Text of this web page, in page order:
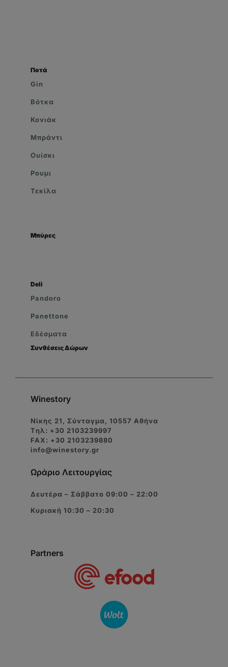
Ποτά
Gin
Βότκα
Κονιάκ
Μπράντι
Ουίσκι
Ρουμι
Τεκίλα
Μπύρες
Deli
Pandoro
Panettone
Εδέσματα
Συνθέσεις Δώρων
Winestory
Νίκης 21, Σύνταγμα, 10557 Αθήνα
Tηλ: +30 2103239997
FAX: +30 2103239880
info@winestory.gr
Ωράριο Λειτουργίας
Δευτέρα – Σάββατο 09:00 – 22:00
Κυριακή 10:30 – 20:30
Partners